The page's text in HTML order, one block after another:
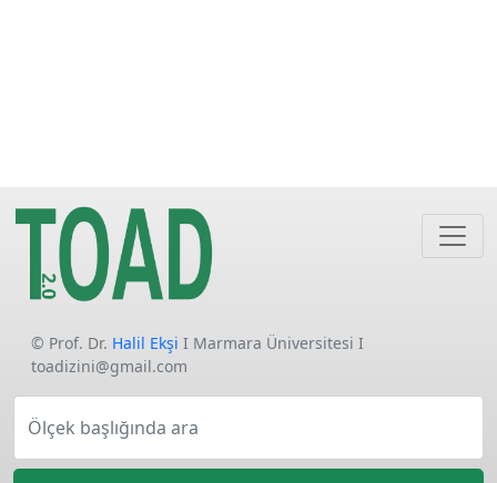
© Prof. Dr. Halil Ekşi I Marmara Üniversitesi I
toadizini@gmail.com
Ölçek başlığında ara